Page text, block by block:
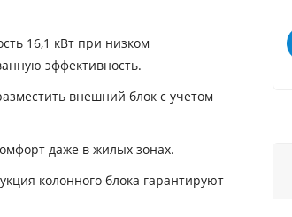
16,1 кВт при низком
эффективность.
внешний блок с учетом
даже в жилых зонах.
колонного блока гарантируют